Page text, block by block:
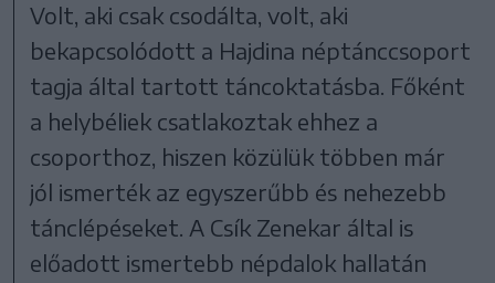
Volt, aki csak csodálta, volt, aki
bekapcsolódott a Hajdina néptánccsoport
tagja által tartott táncoktatásba. Főként
a helybéliek csatlakoztak ehhez a
csoporthoz, hiszen közülük többen már
jól ismerték az egyszerűbb és nehezebb
tánclépéseket. A Csík Zenekar által is
előadott ismertebb népdalok hallatán